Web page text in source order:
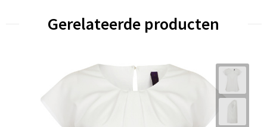
Gerelateerde producten